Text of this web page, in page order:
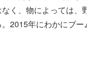
く、物によっては、
2015年にわかにブ